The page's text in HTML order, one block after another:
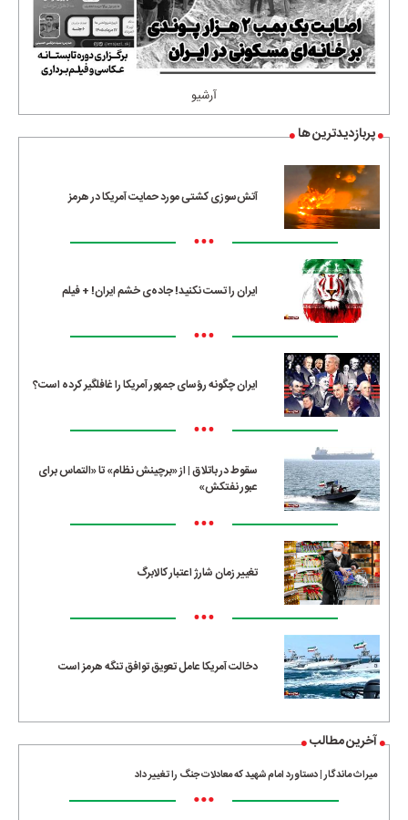
آرشیو
پربازدیدترین ها
آتش‌سوزی کشتی مورد حمایت آمریکا در هرمز
•••
ایران را تست نکنید! جاده‌ی خشم ایران! + فیلم
•••
ایران چگونه رؤسای جمهور آمریکا را غافلگیر کرده است؟
•••
سقوط در باتلاق | از «برچینش نظام» تا «التماس برای
عبور نفتکش»
•••
تغییر زمان شارژ اعتبار کالابرگ
•••
دخالت آمریکا عامل تعویق توافق تنگه هرمز است
آخرین مطالب
میراث ماندگار | دستاورد امام شهید که معادلات جنگ را تغییر داد
•••